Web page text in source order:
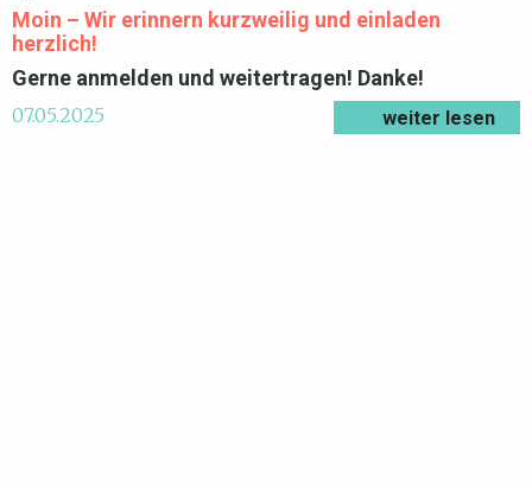
Moin – Wir erinnern kurzweilig und einladen
herzlich!
Gerne anmelden und weitertragen! Danke!
07.05.2025 weiter lesen